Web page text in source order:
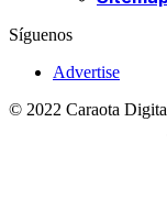
Síguenos
Advertise
© 2022 Caraota